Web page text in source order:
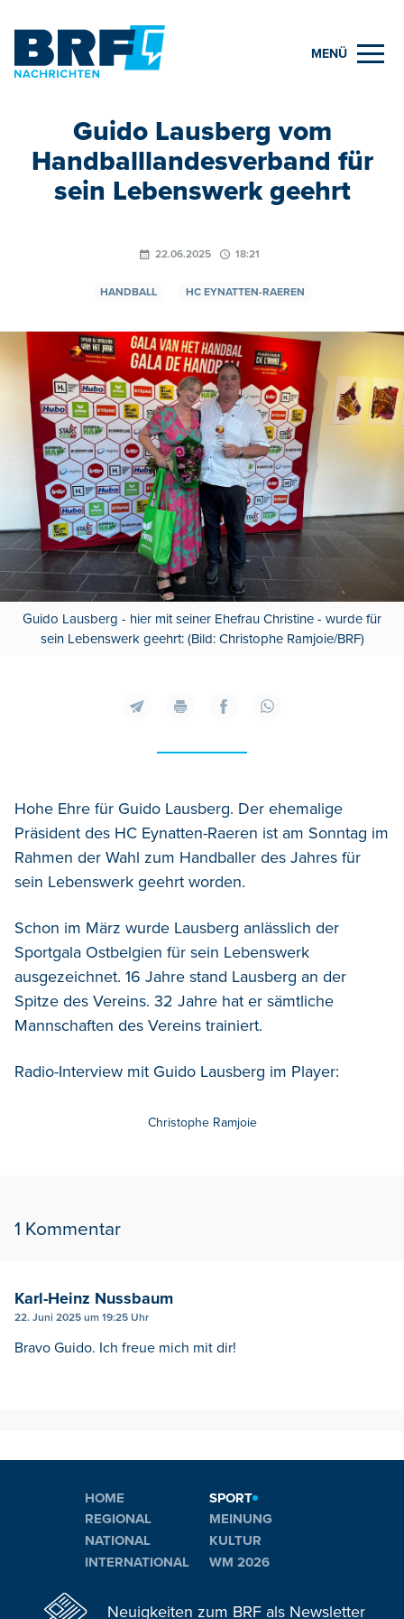
MENÜ
Guido Lausberg vom
Handballlandesverband für
sein Lebenswerk geehrt
22.06.2025 18:21
HANDBALL HC EYNATTEN-RAEREN
Guido Lausberg - hier mit seiner Ehefrau Christine - wurde für
sein Lebenswerk geehrt: (Bild: Christophe Ramjoie/BRF)
Hohe Ehre für Guido Lausberg. Der ehemalige
Präsident des HC Eynatten-Raeren ist am Sonntag im
Rahmen der Wahl zum Handballer des Jahres für
sein Lebenswerk geehrt worden.
Schon im März wurde Lausberg anlässlich der
Sportgala Ostbelgien für sein Lebenswerk
ausgezeichnet. 16 Jahre stand Lausberg an der
Spitze des Vereins. 32 Jahre hat er sämtliche
Mannschaften des Vereins trainiert.
Radio-Interview mit Guido Lausberg im Player:
Christophe Ramjoie
1 Kommentar
Karl-Heinz Nussbaum
22. Juni 2025 um 19:25 Uhr
Bravo Guido. Ich freue mich mit dir!
HOME
REGIONAL
NATIONAL
INTERNATIONAL
SPORT
MEINUNG
KULTUR
WM 2026
Neuigkeiten zum BRF als Newsletter